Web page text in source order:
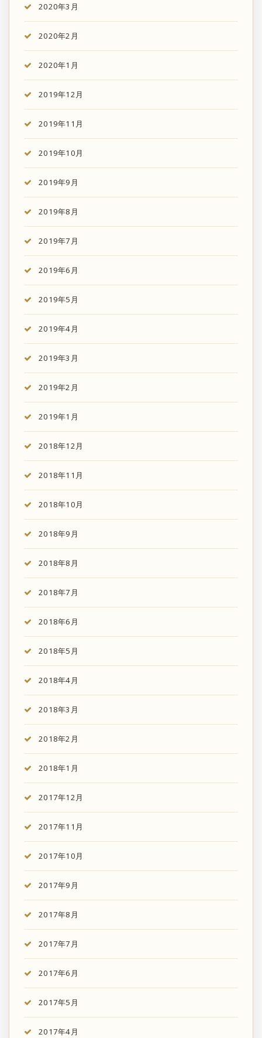
2020年3月
2020年2月
2020年1月
2019年12月
2019年11月
2019年10月
2019年9月
2019年8月
2019年7月
2019年6月
2019年5月
2019年4月
2019年3月
2019年2月
2019年1月
2018年12月
2018年11月
2018年10月
2018年9月
2018年8月
2018年7月
2018年6月
2018年5月
2018年4月
2018年3月
2018年2月
2018年1月
2017年12月
2017年11月
2017年10月
2017年9月
2017年8月
2017年7月
2017年6月
2017年5月
2017年4月